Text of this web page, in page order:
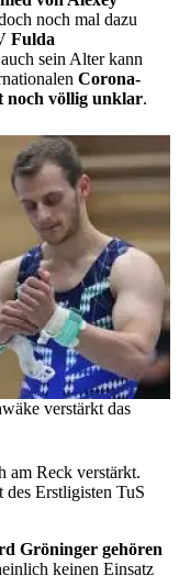
noch mal dazu
Fulda
sein Alter kann
Corona-
noch völlig unklar.
verstärkt das
am Reck verstärkt.
des Erstligisten TuS
Gröninger gehören
keinen Einsatz